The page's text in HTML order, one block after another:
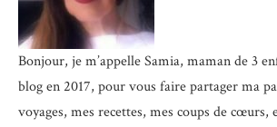
Bonjour, je m’appelle Samia, maman de 3
blog en 2017, pour vous faire partager ma
voyages, mes recettes, mes coups de cœurs,